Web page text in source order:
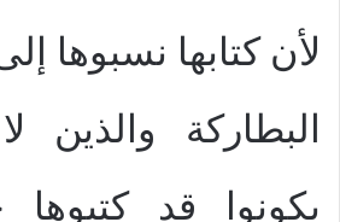
لأن كتابها نسبوها إلى
البطاركة والذين
يكونوا قد